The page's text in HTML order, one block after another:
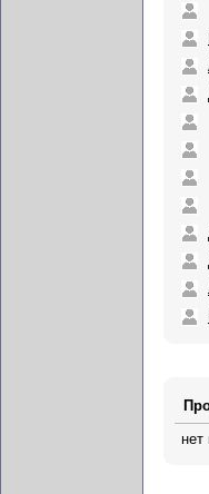
нет